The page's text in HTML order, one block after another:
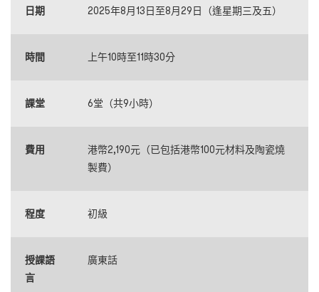
日期 2025年8月13日至8月29日（逢星期三及五）
時間 上午10時至11時30分
課堂 6堂（共9小時）
費用
港幣2,190元（已包括港幣100元材料及陶瓷燒
製費）
程度 初級
授課語
言
廣東話